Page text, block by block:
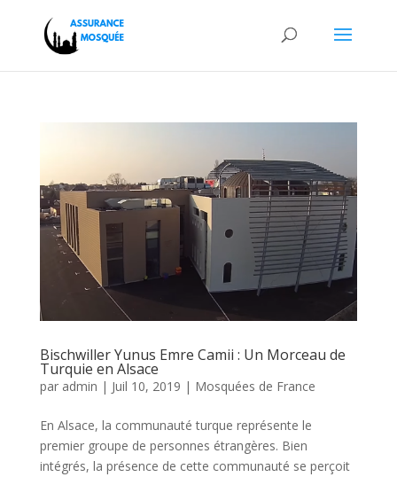
Bischwiller Yunus Emre Camii : Un Morceau de
Turquie en Alsace
par admin | Juil 10, 2019 | Mosquées de France
En Alsace, la communauté turque représente le
premier groupe de personnes étrangères. Bien
intégrés, la présence de cette communauté se perçoit